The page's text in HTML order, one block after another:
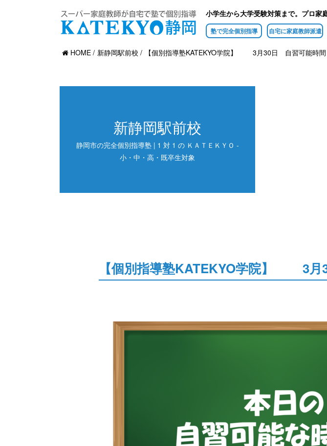
小学生から大学受験対策まで。プロ家
塾で完全個別指導 自宅に家庭教師派遣
HOME 新静岡駅前校 【個別指導塾KATEKYO学院】 3月30日 自習可能時間
新静岡駅前校
静岡市の完全個別指導塾 | 1 対 1 の ＫＡＴＥＫＹＯ -
小・中・高・既卒生対象
【個別指導塾KATEKYO学院】 3月